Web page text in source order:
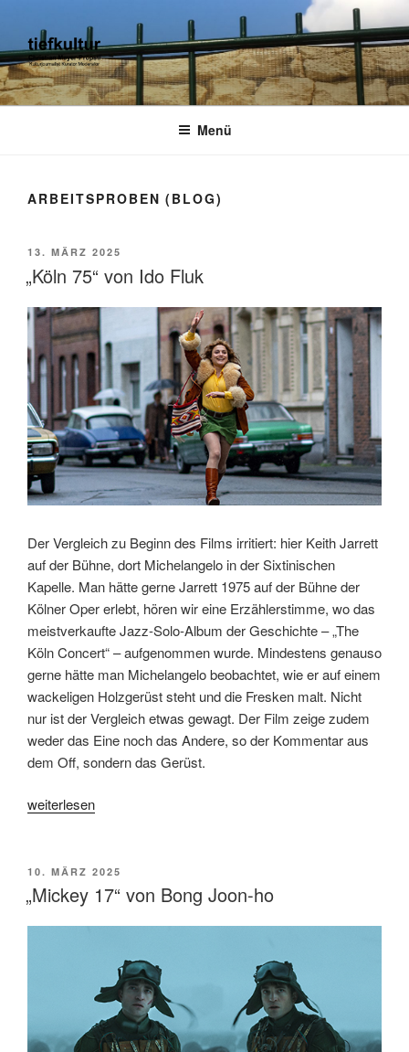
springen
TIEFKULTUR
kulturjournalist kurator moderator
Menü
ARBEITSPROBEN (BLOG)
VERÖFFENTLICHT
AM
13. MÄRZ 2025
„Köln 75“ von Ido Fluk
Der Vergleich zu Beginn des Films irritiert: hier Keith Jarrett
auf der Bühne, dort Michelangelo in der Sixtinischen
Kapelle. Man hätte gerne Jarrett 1975 auf der Bühne der
Kölner Oper erlebt, hören wir eine Erzählerstimme, wo das
meistverkaufte Jazz-Solo-Album der Geschichte – „The
Köln Concert“ – aufgenommen wurde. Mindestens genauso
gerne hätte man Michelangelo beobachtet, wie er auf einem
wackeligen Holzgerüst steht und die Fresken malt. Nicht
nur ist der Vergleich etwas gewagt. Der Film zeige zudem
weder das Eine noch das Andere, so der Kommentar aus
dem Off, sondern das Gerüst.
„„Köln
Ido
Fluk“
weiterlesen
VERÖFFENTLICHT
AM
10. MÄRZ 2025
„Mickey 17“ von Bong Joon-ho